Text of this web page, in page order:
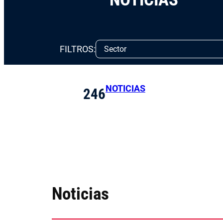
FILTROS:
246NOTICIAS
Noticias